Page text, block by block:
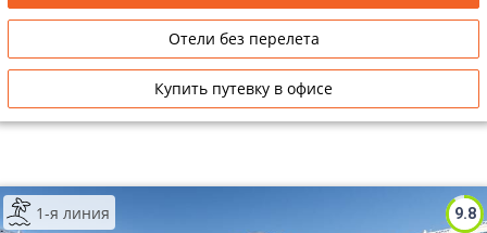
Отели без перелета
Купить путевку в офисе
9.8
1-я линия